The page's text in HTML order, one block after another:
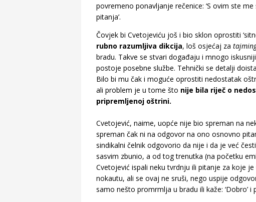
povremeno ponavljanje rečenice: ‘S ovim ste me
pitanja’.
Čovjek bi Cvetojeviću još i bio sklon oprostiti
rubno razumljiva dikcija, loš osjećaj za
bradu. Takve se stvari događaju i mnogo
postoje posebne službe. Tehnički se detalji
Bilo bi mu čak i moguće oprostiti nedostatak
ali problem je u tome što nije bila riječ o
pripremljenoj oštrini.
Cvetojević, naime, uopće nije bio spreman na
spreman čak ni na odgovor na ono osnovno
sindikalni čelnik odgovorio da nije i da je već
sasvim zbunio, a od tog trenutka (na početku
Cvetojević ispali neku tvrdnju ili pitanje za koje
nokautu, ali se ovaj ne sruši, nego uspije
samo nešto promrmlja u bradu ili kaže: ‘Dobro’